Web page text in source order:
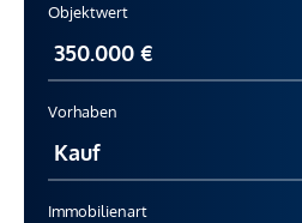
Objektwert
Vorhaben
Immobilienart